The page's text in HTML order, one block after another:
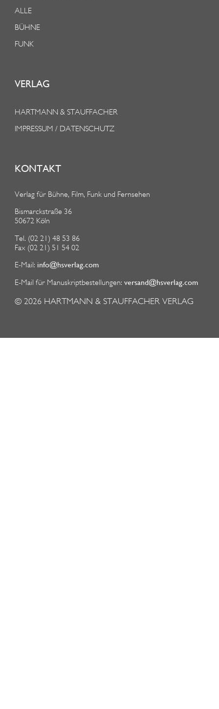
ALLE
BÜHNE
FUNK
VERLAG
HARTMANN & STAUFFACHER
IMPRESSUM / DATENSCHUTZ
KONTAKT
Verlag für Bühne, Film, Funk und Fernsehen
Bismarckstraße 36
50672 Köln
Tel. (02 21) 48 53 86
Fax (02 21) 51 54 02
E-Mail: info@hsverlag.com
E-Mail für Manuskriptbestellungen: versand@hsverlag.com
© 2026 HARTMANN & STAUFFACHER VERLAG